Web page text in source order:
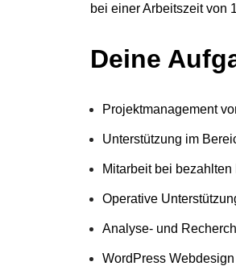
bei einer Arbeitszeit von
Deine
Projektmanagement
Unterstützung im
Mitarbeit bei
Operative
Analyse- und
WordPress Webdesign